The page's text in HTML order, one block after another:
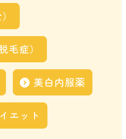
毛症）
美白内服薬
エット